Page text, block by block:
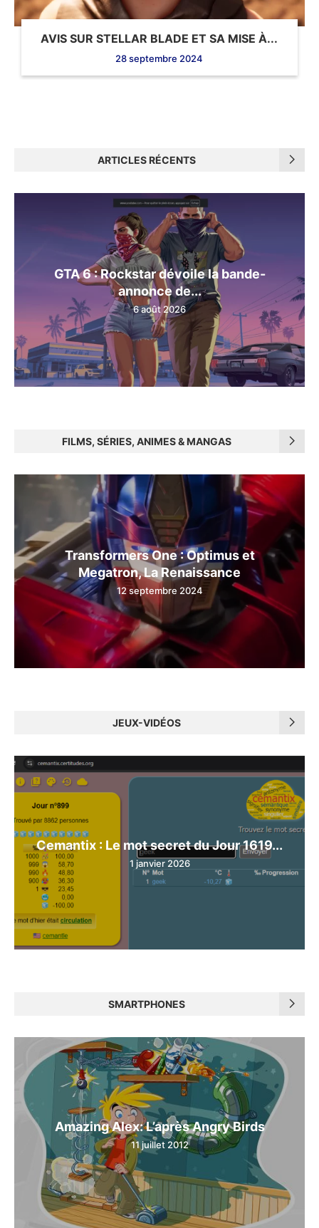
AVIS SUR STELLAR BLADE ET SA MISE À...
28 septembre 2024
ARTICLES RÉCENTS
GTA 6 : Rockstar dévoile la bande-
annonce de...
6 août 2026
FILMS, SÉRIES, ANIMES & MANGAS
Transformers One : Optimus et
Megatron, La Renaissance
12 septembre 2024
JEUX-VIDÉOS
Cemantix : Le mot secret du Jour 1619...
1 janvier 2026
SMARTPHONES
Amazing Alex: L’après Angry Birds
11 juillet 2012